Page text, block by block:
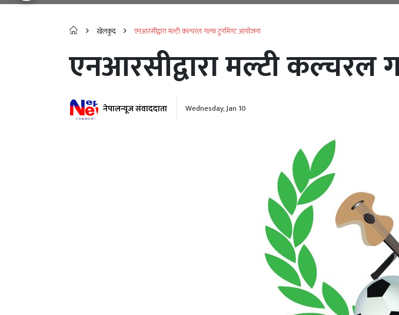
खेलकुद एनआरसीद्वारा मल्टी कल्चरल गल्फ टुर्नामेण्ट आयोजना
एनआरसीद्वारा मल्टी कल्चरल
नेपालन्यूज संवाददाता Wednesday, Jan 10